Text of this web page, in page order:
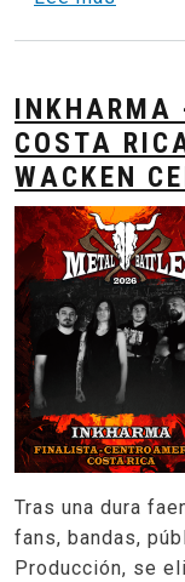
INKHARMA
COSTA
WACKEN
Tras una dura
fans, bandas,
Producción, se